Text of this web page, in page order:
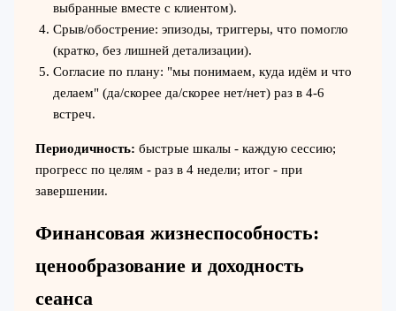
выбранные вместе с клиентом).
Срыв/обострение: эпизоды, триггеры, что помогло
(кратко, без лишней детализации).
Согласие по плану: "мы понимаем, куда идём и что
делаем" (да/скорее да/скорее нет/нет) раз в 4-6
встреч.
Периодичность: быстрые шкалы - каждую сессию;
прогресс по целям - раз в 4 недели; итог - при
завершении.
Финансовая жизнеспособность:
ценообразование и доходность
сеанса